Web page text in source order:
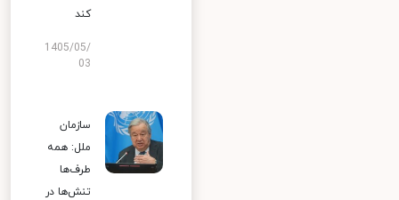
کند
1405/05/
03
سازمان
ملل: همه
طرف‌ها
تنش‌ها در